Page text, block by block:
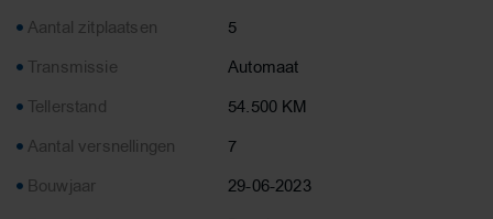
Aantal zitplaatsen
5
Transmissie
Automaat
Tellerstand
54.500 KM
Aantal versnellingen
7
Bouwjaar
29-06-2023